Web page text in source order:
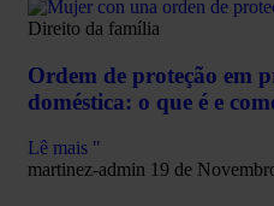
Direito da família
Ordem de proteção em
doméstica: o que é e
Lê mais "
martinez-admin 19 de